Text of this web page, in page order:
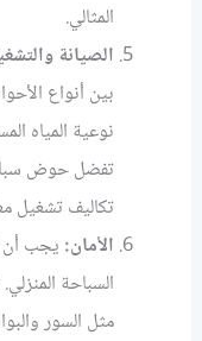
المثالي.
الصيانة
بين أنواع
نوعية المياه
تفضل حوض
تكاليف تشغيل
الأمان: يجب أن
السباحة
مثل السور